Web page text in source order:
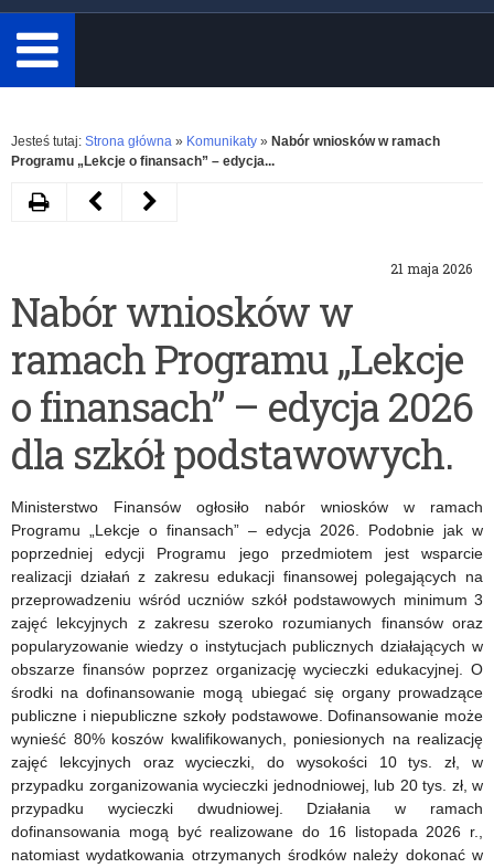
minimum
3
znaki.
Rozwiń
Jesteś tutaj: Strona główna » Komunikaty » Nabór wniosków w ramach
Programu „Lekcje o finansach” – edycja...
21 maja 2026
Nabór wniosków w
ramach Programu „Lekcje
o finansach” – edycja 2026
dla szkół podstawowych.
Ministerstwo Finansów ogłosiło nabór wniosków w ramach
Programu „Lekcje o finansach” – edycja 2026. Podobnie jak w
poprzedniej edycji Programu jego przedmiotem jest wsparcie
realizacji działań z zakresu edukacji finansowej polegających na
przeprowadzeniu wśród uczniów szkół podstawowych minimum 3
zajęć lekcyjnych z zakresu szeroko rozumianych finansów oraz
popularyzowanie wiedzy o instytucjach publicznych działających w
obszarze finansów poprzez organizację wycieczki edukacyjnej. O
środki na dofinansowanie mogą ubiegać się organy prowadzące
publiczne i niepubliczne szkoły podstawowe. Dofinansowanie może
wynieść 80% koszów kwalifikowanych, poniesionych na realizację
zajęć lekcyjnych oraz wycieczki, do wysokości 10 tys. zł, w
przypadku zorganizowania wycieczki jednodniowej, lub 20 tys. zł, w
przypadku wycieczki dwudniowej. Działania w ramach
dofinansowania mogą być realizowane do 16 listopada 2026 r.,
natomiast wydatkowania otrzymanych środków należy dokonać w
DrukujNastępny
doradztwo
zawodowe
z
dziedziny
przetwórstwa
mleczarskiego,
dedykowane
uczniom
i
uczennicom
szkół
podstawowych
oraz
ponadpodstawowych
Poprzedni
dla
nauczycieli